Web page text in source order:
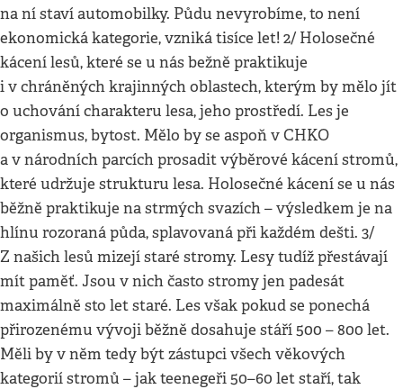
na ní staví automobilky. Půdu nevyrobíme, to není
ekonomická kategorie, vzniká tisíce let! 2/ Holosečné
kácení lesů, které se u nás bežně praktikuje
i v chráněných krajinných oblastech, kterým by mělo jít
o uchování charakteru lesa, jeho prostředí. Les je
organismus, bytost. Mělo by se aspoň v CHKO
a v národních parcích prosadit výběrové kácení stromů,
které udržuje strukturu lesa. Holosečné kácení se u nás
běžně praktikuje na strmých svazích – výsledkem je na
hlínu rozoraná půda, splavovaná při každém dešti. 3/
Z našich lesů mizejí staré stromy. Lesy tudíž přestávají
mít paměť. Jsou v nich často stromy jen padesát
maximálně sto let staré. Les však pokud se ponechá
přirozenému vývoji běžně dosahuje stáří 500 – 800 let.
Měli by v něm tedy být zástupci všech věkových
kategorií stromů – jak teenegeři 50–60 let staří, tak